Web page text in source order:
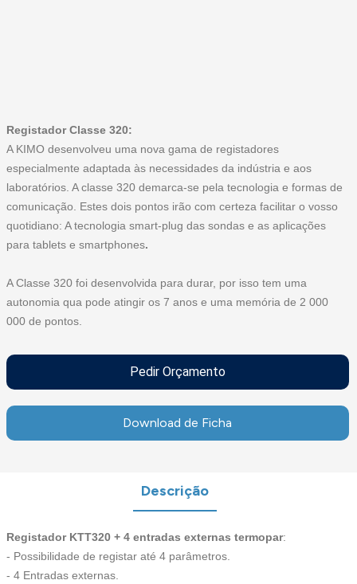
Registador Classe 320:
A KIMO desenvolveu uma nova gama de registadores
especialmente adaptada às necessidades da indústria e aos
laboratórios. A classe 320 demarca-se pela tecnologia e formas de
comunicação. Estes dois pontos irão com certeza facilitar o vosso
quotidiano: Atecnologia smart-plug das sondase as aplicações
para tablets e smartphones.
A Classe 320 foi desenvolvida para durar, por isso tem uma
autonomia qua pode atingir os 7 anos e uma memória de 2 000
000 de pontos.
Pedir Orçamento
Download de Ficha
Descrição
Registador KTT320 + 4 entradas externas termopar:
- Possibilidade de registar até 4 parâmetros.
- 4 Entradas externas.